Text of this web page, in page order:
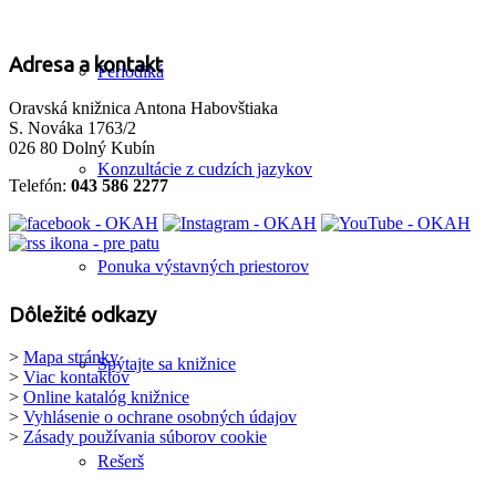
Periodiká
Konzultácie z cudzích jazykov
Ponuka výstavných priestorov
Spýtajte sa knižnice
Rešerš
Adresa a kontakt
Oravská knižnica Antona Habovštiaka
S. Nováka 1763/2
026 80 Dolný Kubín
Telefón: 043 586 2277
Dôležité odkazy
> Mapa stránky
> Viac kontaktov
> Online katalóg knižnice
> Vyhlásenie o ochrane osobných údajov
> Zásady používania súborov cookie